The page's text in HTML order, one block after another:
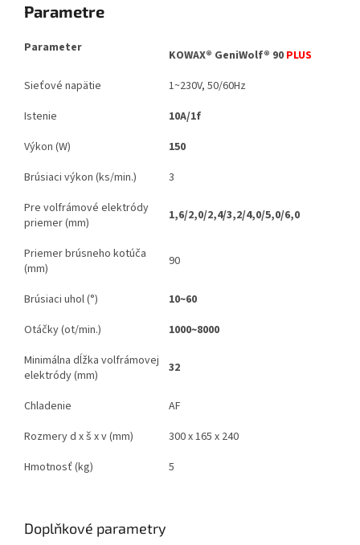
Parametre
Parameter KOWAX® GeniWolf® 90 PLUS
Sieťové napätie
1~230V, 50/60Hz
Istenie
10A/1f
Výkon (W)
150
Brúsiaci výkon (ks/min.)
3
Pre volfrámové elektródy
priemer (mm)
1,6/2,0/2,4/3,2/4,0/5,0/6,0
Priemer brúsneho kotúča
(mm)
90
Brúsiaci uhol (°) 10~60
Otáčky (ot/min.)
1000~8000
Minimálna dĺžka volfrámovej
elektródy (mm)
32
Chladenie
AF
Rozmery d x š x v (mm)
300 x 165 x 240
Hmotnosť (kg)
5
Doplňkové parametry